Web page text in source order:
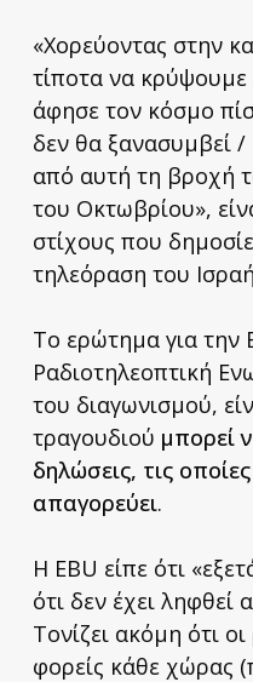
«Χορεύοντας στην
τίποτα να κρύψουμε
άφησε τον κόσμο
δεν θα ξανασυμβεί /
από αυτή τη βροχή
του Οκτωβρίου»,
στίχους που
τηλεόραση του
Το ερώτημα για την
Ραδιοτηλεοπτική
του διαγωνισμού,
τραγουδιού μπορεί
δηλώσεις, τις
απαγορεύει.
Η EBU είπε ότι
ότι δεν έχει
Τονίζει ακόμη ότι
φορείς κάθε χώρας